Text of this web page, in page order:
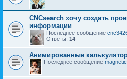
CNCsearch хочу создать
информации
Последнее сообщение
Ответы: 14
Анимированные
Последнее сообщение magnetic